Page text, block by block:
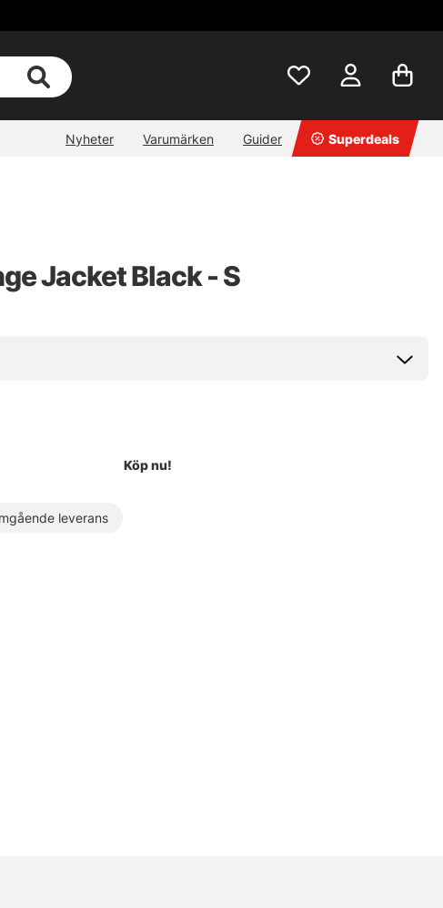
Nyheter Varumärken Guider Superdeals
Jacket Black - S
Köp nu!
leverans